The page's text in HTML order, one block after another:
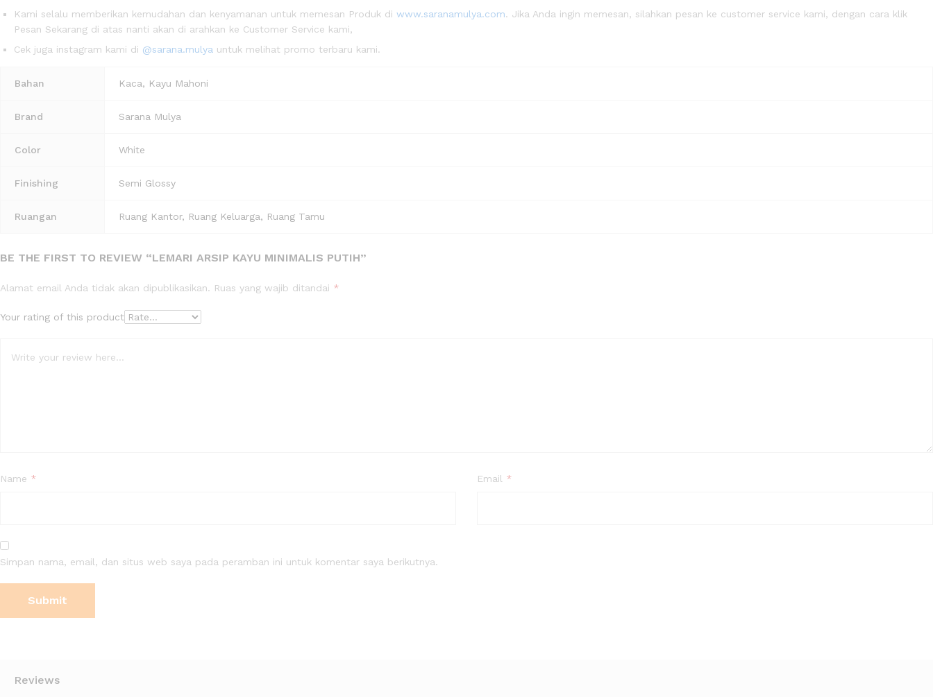
Kami selalu memberikan kemudahan dan kenyamanan untuk memesan Produk di www.saranamulya.com. Jika Anda ingin memesan, silahkan pesan ke customer service kami, dengan cara klik
Pesan Sekarang di atas nanti akan di arahkan ke Customer Service kami,
Cek juga instagram kami di @sarana.mulya untuk melihat promo terbaru kami.
Bahan Kaca, Kayu Mahoni
Brand Sarana Mulya
Color White
Finishing Semi Glossy
Ruangan Ruang Kantor, Ruang Keluarga, Ruang Tamu
BE THE FIRST TO REVIEW “LEMARI ARSIP KAYU MINIMALIS PUTIH”
Alamat email Anda tidak akan dipublikasikan. Ruas yang wajib ditandai *
Your rating of this product
Name * Email *
Simpan nama, email, dan situs web saya pada peramban ini untuk komentar saya berikutnya.
Reviews